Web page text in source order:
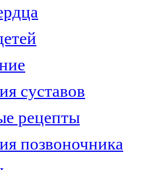
суставов
рецепты
позвоночника